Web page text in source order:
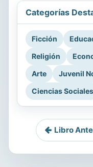
Categorías
Ficción
Religión
Arte
Juvenil
Ciencias Sociales
Libro